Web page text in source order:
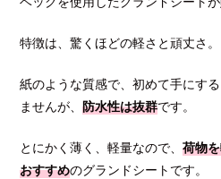
特徴は、驚くほどの軽さと頑丈さ。
紙のような質感で、初めて手にす
ませんが、防水性は抜群です。
とにかく薄く、軽量なので、荷物
おすすめのグランドシートです。